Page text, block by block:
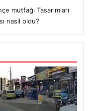
mutfağı Tasarımları
nasıl oldu?